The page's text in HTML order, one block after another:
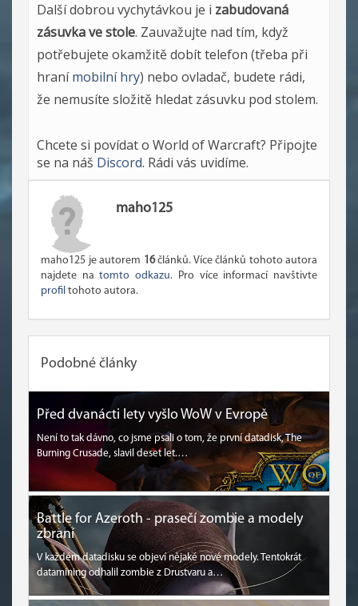
Další dobrou vychytávkou je i zabudovaná
zásuvka ve stole. Zauvažujte nad tím, když
potřebujete okamžitě dobít telefon (třeba při
hranímobilní hry) nebo ovladač, budete rádi,
že nemusíte složitě hledat zásuvku pod stolem.
Chcete si povídat o World of Warcraft? Připojte
se na náš Discord. Rádi vás uvidíme.
maho125
maho125 je autorem 16článků. Více článků tohoto autora
najdete natomto odkazu. Pro více informací navštivte
profil tohoto autora.
Podobné články
Před dvanácti lety vyšlo WoW v Evropě
Není to tak dávno, co jsme psali o tom, že první datadisk, The
Burning Crusade, slavil deset let.…
Battle for Azeroth - prasečí zombie a modely
zbraní
V každém datadisku se objeví nějaké nové modely. Tentokrát
datamining odhalil zombie z Drustvaru a…